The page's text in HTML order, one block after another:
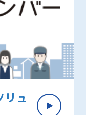
リュ